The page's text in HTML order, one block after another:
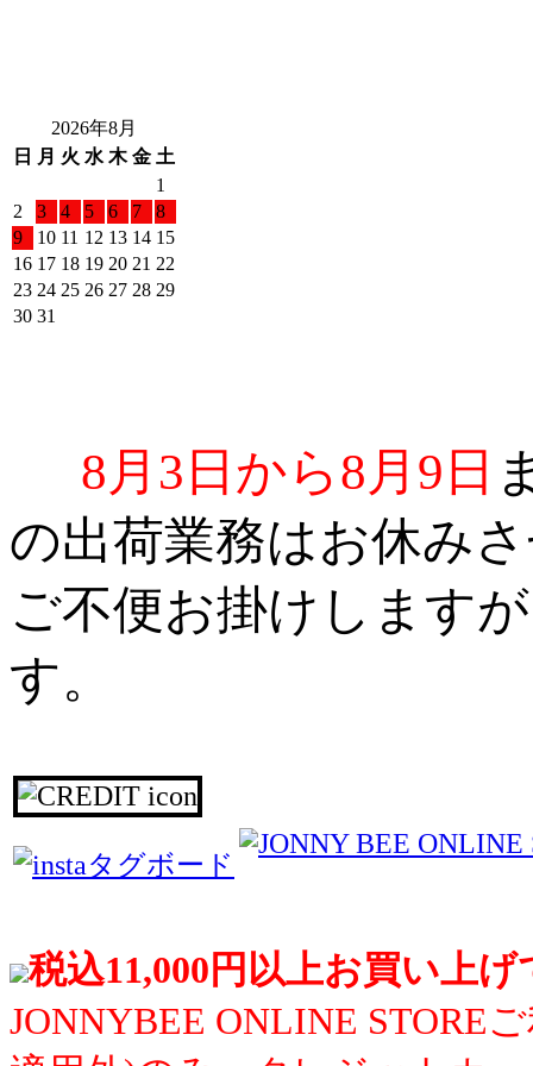
2026年8月
日
月 火 水 木 金 土
1
2
3 4 5 6 7
8
9
10 11 12 13 14 15
16 17 18 19 20 21 22
23 24 25 26 27 28 29
30 31
8月3日から8月9日
の出荷業務はお休み
ご不便お掛けします
す。
税込11,000円以上お買い上
JONNYBEE ONLINE STORE